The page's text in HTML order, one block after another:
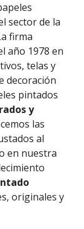
sector de la
firma
año 1978 en
telas y
decoración
pintados
y
las
al
en nuestra
originales y